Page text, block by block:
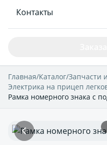
Контакты
Главная/Каталог/Запчасти
Электрика на прицеп
Рамка номерного знака с